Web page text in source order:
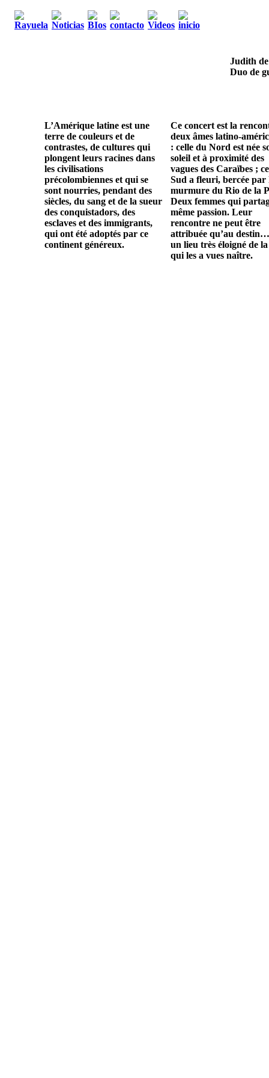
Judith
Duo de
L’Amérique latine est une
terre de couleurs et de
contrastes, de cultures qui
plongent leurs racines dans
les civilisations
précolombiennes et qui se
sont nourries, pendant des
siècles, du sang et de la sueur
des conquistadors, des
esclaves et des immigrants,
qui ont été adoptés par ce
continent généreux.
Ce concert est la
deux âmes latino-
: celle du Nord est née
soleil et à proximité des
vagues des Caraïbes ;
Sud a fleuri, bercée par
murmure du Rio de la
Deux femmes qui
même passion. Leur
rencontre ne peut être
attribuée qu’au
un lieu très éloigné de
qui les a vues naître.